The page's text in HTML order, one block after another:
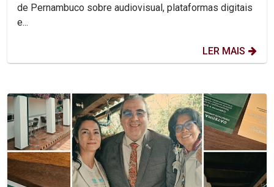
de Pernambuco sobre audiovisual, plataformas digitais
e...
LER MAIS